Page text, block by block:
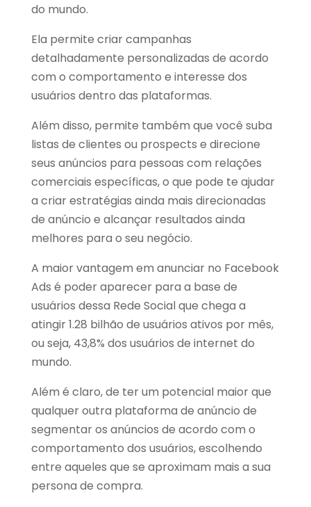
do mundo.
Ela permite criar campanhas
detalhadamente personalizadas de acordo
com o comportamento e interesse dos
usuários dentro das plataformas.
Além disso, permite também que você suba
listas de clientes ou prospects e direcione
seus anúncios para pessoas com relações
comerciais específicas, o que pode te ajudar
a criar estratégias ainda mais direcionadas
de anúncio e alcançar resultados ainda
melhores para o seu negócio.
A maior vantagem em anunciar no Facebook
Ads é poder aparecer para a base de
usuários dessa Rede Social que chega a
atingir 1.28 bilhão de usuários ativos por mês,
ou seja, 43,8% dos usuários de internet do
mundo.
Além é claro, de ter um potencial maior que
qualquer outra plataforma de anúncio de
segmentar os anúncios de acordo com o
comportamento dos usuários, escolhendo
entre aqueles que se aproximam mais a sua
persona de compra.